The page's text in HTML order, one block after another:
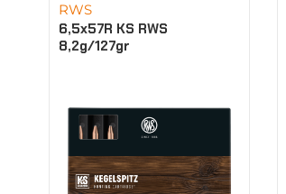
RWS
6,5x57R KS RWS
8,2g/127gr